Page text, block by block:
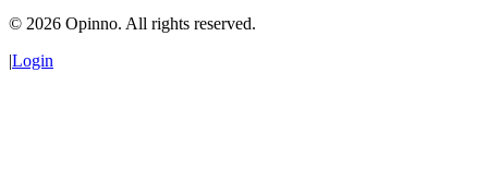
© 2026 Opinno. All rights reserved.
|Login